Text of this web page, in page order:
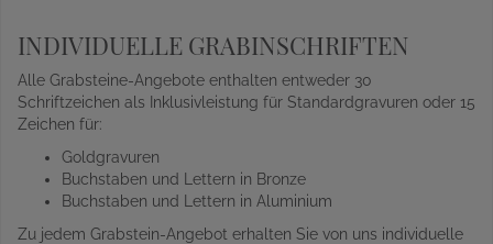
INDIVIDUELLE GRABINSCHRIFTEN
Alle Grabsteine-Angebote enthalten entweder 30
Schriftzeichen als Inklusivleistung für Standardgravuren oder 15
Zeichen für:
Goldgravuren
Buchstaben und Lettern in Bronze
Buchstaben und Lettern in Aluminium
Zu jedem Grabstein-Angebot erhalten Sie von uns individuelle